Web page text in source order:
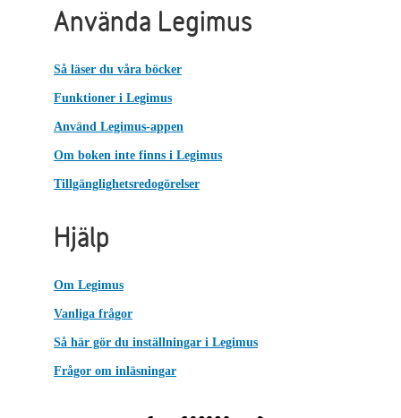
Använda Legimus
Så läser du våra böcker
Funktioner i Legimus
Använd Legimus-appen
Om boken inte finns i Legimus
Tillgänglighetsredogörelser
Hjälp
Om Legimus
Vanliga frågor
Så här gör du inställningar i Legimus
Frågor om inläsningar